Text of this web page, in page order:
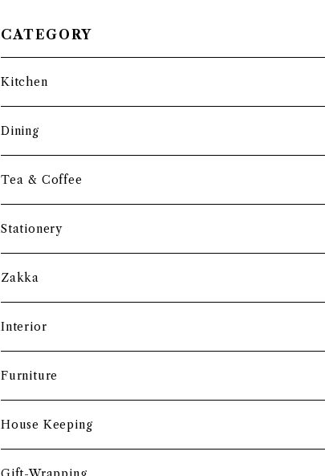
CATEGORY
Kitchen
調理道具
保存容器・水筒
まな板
土鍋・お鍋まわり
Dining
皿・プレート
小鉢・器
グラス・タンブラー
酒器
食卓小物
カトラリー
箸・箸置き
Tea & Coffee
コーヒーアイテム
ポット
カップ・ソーサー・マグ
茶托・銘々皿
トレイ・コースター
お盆
Stationery
ペーパーウェイト
ペントレー
ペーパーツール
文房具収納
遊印
Zakka
和ろうそく
ポーチ
Interior
バスケット
鏡・ミラー
フック
Furniture
デスク・スツール
本棚・収納棚
House Keeping
たわし